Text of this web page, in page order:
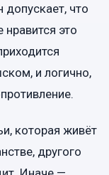
что
это
и логично,
которая живёт
другого